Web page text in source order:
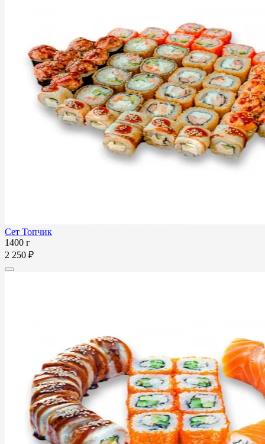
Сет Топчик
1400 г
2 250 ₽